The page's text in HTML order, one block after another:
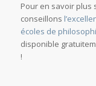
Pour en savoir plus
conseillons
écoles de
disponible
!